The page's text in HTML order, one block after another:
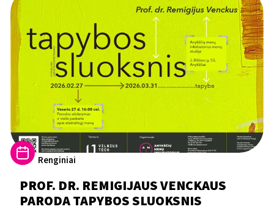
Renginiai
PROF. DR. REMIGIJAUS VENCKAUS
PARODA TAPYBOS SLUOKSNIS